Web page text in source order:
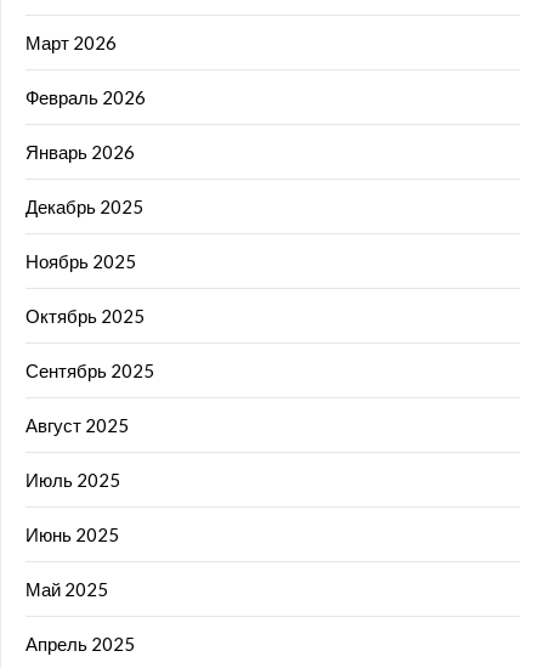
Март 2026
Февраль 2026
Январь 2026
Декабрь 2025
Ноябрь 2025
Октябрь 2025
Сентябрь 2025
Август 2025
Июль 2025
Июнь 2025
Май 2025
Апрель 2025